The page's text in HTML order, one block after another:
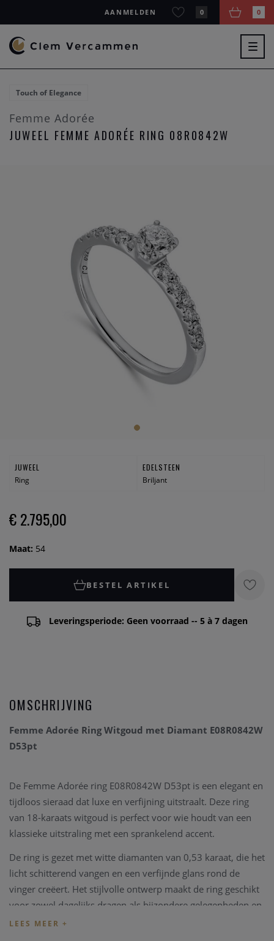
AANMELDEN 0 0
Touch of Elegance
Femme Adorée
JUWEEL FEMME ADORÉE RING 08R0842W
JUWEEL
Ring
EDELSTEEN
Briljant
€ 2.795,00
Maat: 54
BESTEL ARTIKEL
Leveringsperiode: Geen voorraad -- 5 à 7 dagen
OMSCHRIJVING
Femme Adorée Ring Witgoud met Diamant E08R0842W
D53pt
De Femme Adorée ring E08R0842W D53pt is een elegant en
tijdloos sieraad dat luxe en verfijning uitstraalt. Deze ring
van 18-karaats witgoud is perfect voor wie houdt van een
klassieke uitstraling met een sprankelend accent.
De ring is gezet met witte diamanten van 0,53 karaat, die het
licht schitterend vangen en een verfijnde glans rond de
vinger creëert. Het stijlvolle ontwerp maakt de ring geschikt
voor zowel dagelijks dragen als bijzondere gelegenheden en
voegt een elegante touch toe aan iedere look.